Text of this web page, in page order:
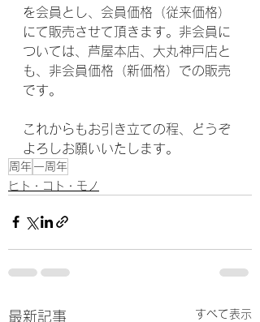
を会員とし、会員価格（従来価格）
にて販売させて頂きます。非会員に
ついては、芦屋本店、大丸神戸店と
も、非会員価格（新価格）での販売
です。
これからもお引き立ての程、どうぞ
よろしお願いいたします。
周年 一周年
ヒト・コト・モノ
最新記事 すべて表示